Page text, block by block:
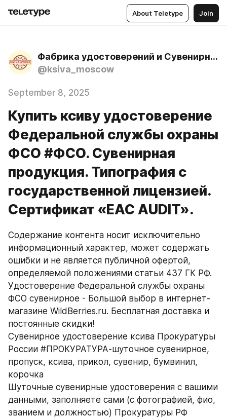
About Teletype Join
Фабрика удостоверений и Сувенирных ксив. Типография с государственной лицензией.
@ksiva_moscow
September 8, 2025
Купить ксиву удостоверение
Федеральной службы охраны
ФСО #ФСО. Сувенирная
продукция. Типография с
государственной лицензией.
Сертификат «ЕАС AUDIT».
Содержание контента носит исключительно
информационный характер, может содержать
ошибки и не является публичной офертой,
определяемой положениями статьи 437 ГК РФ.
Удостоверение Федеральной службы охраны
ФСО сувенирное - Большой выбор в интернет-
магазине WildBerries.ru. Бесплатная доставка и
постоянные скидки!
Сувенирное удостоверение ксива Прокуратуры
России #ПРОКУРАТУРА-шуточное сувенирное,
пропуск, ксива, прикол, сувенир, бумвинил,
корочка
Шуточные сувенирные удостоверения с вашими
данными, заполняете сами (с фотографией, фио,
званием и должностью) Прокуратуры РФ